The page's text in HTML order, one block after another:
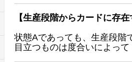
【生産段階からカードに存
状態Aであっても、生産段階
目立つものは度合いによっ